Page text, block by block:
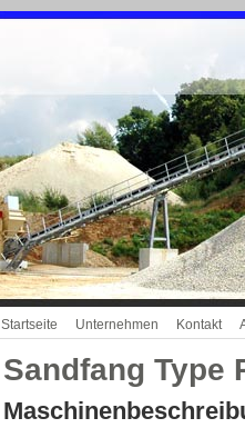
Sandfang Type
Startseite Unternehmen Kontakt